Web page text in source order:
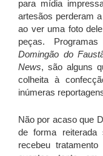
para mídia
artesãos perderam
ao ver uma foto
peças.
Domingão do
News, são alguns
colheita à
inúmeras
Não por acaso que
de forma reiterada
recebeu